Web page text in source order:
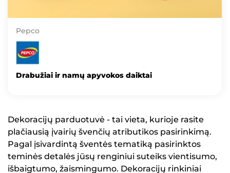
Pepco
Drabužiai ir namų apyvokos daiktai
Dekoracijų parduotuvė - tai vieta, kurioje rasite
plačiausią įvairių švenčių atributikos pasirinkimą.
Pagal įsivardintą šventės tematiką pasirinktos
teminės detalės jūsų renginiui suteiks vientisumo,
išbaigtumo, žaismingumo. Dekoracijų rinkiniai